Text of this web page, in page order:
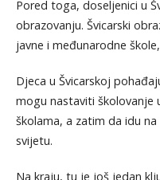
Pored toga, doseljenici u
obrazovanju. Švicarski
javne i međunarodne
Djeca u Švicarskoj
mogu nastaviti školovanje
školama, a zatim da idu
svijetu.
Na kraju, tu je još jedan